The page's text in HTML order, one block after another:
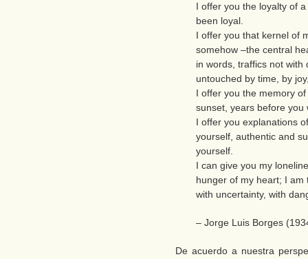
I offer you the loyalty of
been loyal.
I offer you that kernel of
somehow –the central
in words, traffics not with
untouched by time, by
I offer you the memory
sunset, years before you
I offer you explanations
yourself, authentic and
yourself.
I can give you my
hunger of my heart; I am
with uncertainty, with
– Jorge Luis Borges
De acuerdo a nuestra